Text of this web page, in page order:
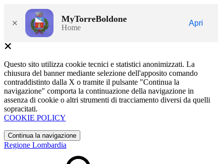
× MyTorreBoldone
Home
Apri
Questo sito utilizza cookie tecnici e statistici anonimizzati. La
chiusura del banner mediante selezione dell'apposito comando
contraddistinto dalla X o tramite il pulsante "Continua la
navigazione" comporta la continuazione della navigazione in
assenza di cookie o altri strumenti di tracciamento diversi da quelli
sopracitati.
COOKIE POLICY
Continua la navigazione
Regione Lombardia